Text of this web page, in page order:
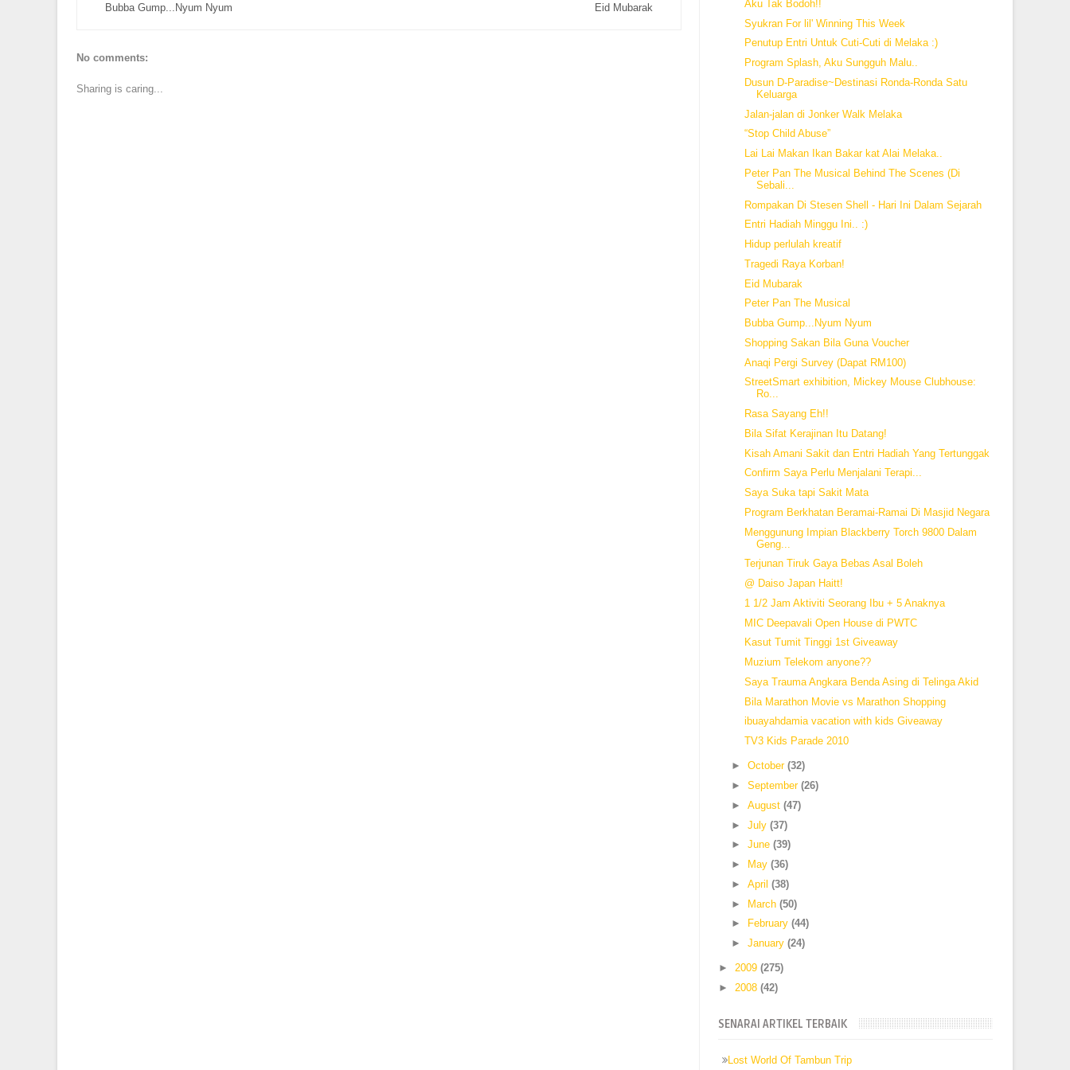
Eid Mubarak
Bubba Gump...Nyum Nyum
No comments:
Sharing is caring...
Aku Tak Bodoh!!
Syukran For lil' Winning This Week
Penutup Entri Untuk Cuti-Cuti di Melaka :)
Program Splash, Aku Sungguh Malu..
Dusun D-Paradise~Destinasi Ronda-Ronda Satu
Keluarga
Jalan-jalan di Jonker Walk Melaka
“Stop Child Abuse”
Lai Lai Makan Ikan Bakar kat Alai Melaka..
Peter Pan The Musical Behind The Scenes (Di
Sebali...
Rompakan Di Stesen Shell - Hari Ini Dalam Sejarah
Entri Hadiah Minggu Ini.. :)
Hidup perlulah kreatif
Tragedi Raya Korban!
Eid Mubarak
Peter Pan The Musical
Bubba Gump...Nyum Nyum
Shopping Sakan Bila Guna Voucher
Anaqi Pergi Survey (Dapat RM100)
StreetSmart exhibition, Mickey Mouse Clubhouse:
Ro...
Rasa Sayang Eh!!
Bila Sifat Kerajinan Itu Datang!
Kisah Amani Sakit dan Entri Hadiah Yang Tertunggak
Confirm Saya Perlu Menjalani Terapi...
Saya Suka tapi Sakit Mata
Program Berkhatan Beramai-Ramai Di Masjid Negara
Menggunung Impian Blackberry Torch 9800 Dalam
Geng...
Terjunan Tiruk Gaya Bebas Asal Boleh
@ Daiso Japan Haitt!
1 1/2 Jam Aktiviti Seorang Ibu + 5 Anaknya
MIC Deepavali Open House di PWTC
Kasut Tumit Tinggi 1st Giveaway
Muzium Telekom anyone??
Saya Trauma Angkara Benda Asing di Telinga Akid
Bila Marathon Movie vs Marathon Shopping
ibuayahdamia vacation with kids Giveaway
TV3 Kids Parade 2010
► October (32)
► September (26)
► August (47)
► July (37)
► June (39)
►
May (36)
► April (38)
► March (50)
►
February (44)
► January (24)
►2009(275)
►2008(42)
SENARAI ARTIKEL TERBAIK
Lost World Of Tambun Trip